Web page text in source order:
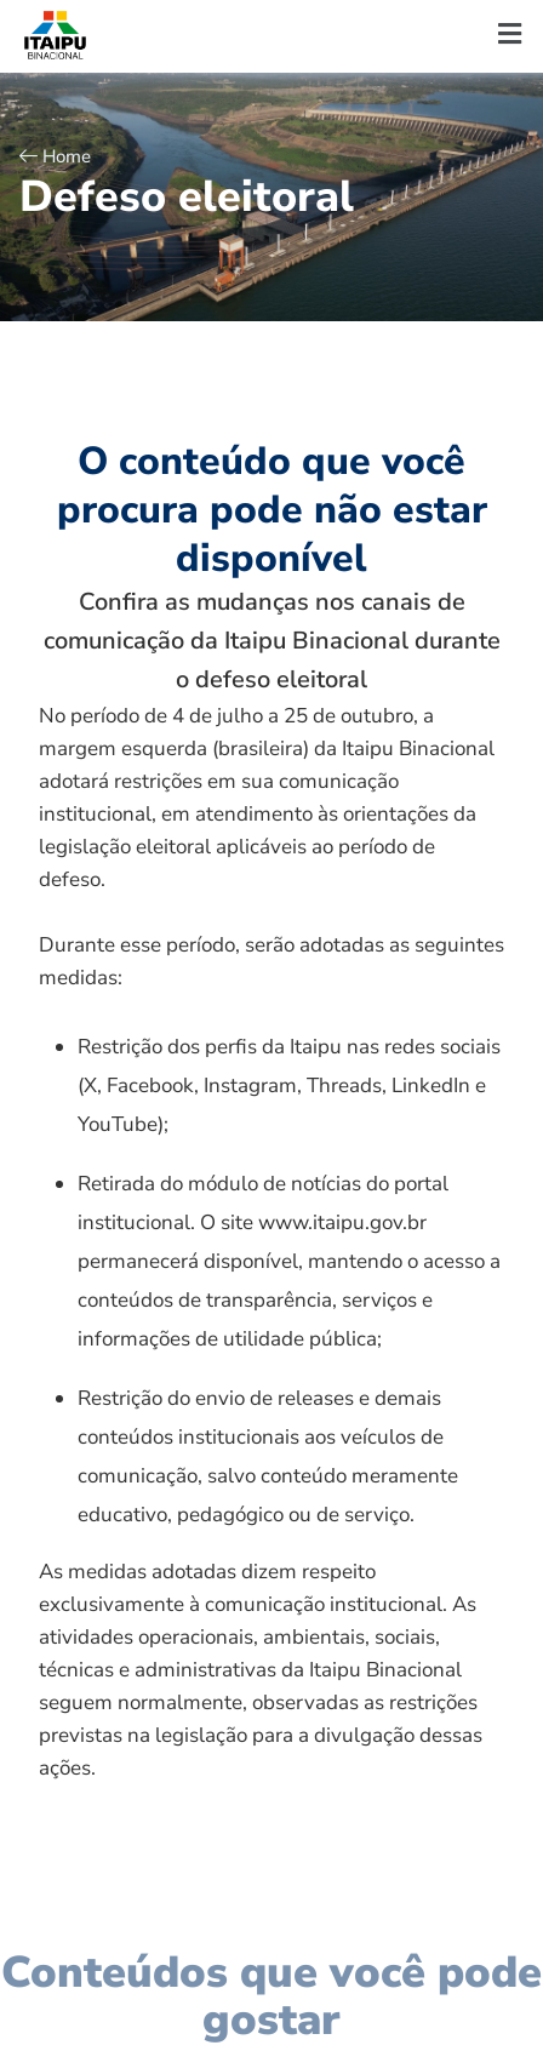
Home
Defeso eleitoral
O conteúdo que você
procura pode não estar
disponível
Confira as mudanças nos canais de
comunicação da Itaipu Binacional durante
o defeso eleitoral
No período de 4 de julho a 25 de outubro, a
margem esquerda (brasileira) da Itaipu Binacional
adotará restrições em sua comunicação
institucional, em atendimento às orientações da
legislação eleitoral aplicáveis ao período de
defeso.
Durante esse período, serão adotadas as seguintes
medidas:
Restrição dos perfis da Itaipu nas redes sociais
(X, Facebook, Instagram, Threads, LinkedIn e
YouTube);
Retirada do módulo de notícias do portal
institucional. O site www.itaipu.gov.br
permanecerá disponível, mantendo o acesso a
conteúdos de transparência, serviços e
informações de utilidade pública;
Restrição do envio de releases e demais
conteúdos institucionais aos veículos de
comunicação, salvo conteúdo meramente
educativo, pedagógico ou de serviço.
As medidas adotadas dizem respeito
exclusivamente à comunicação institucional. As
atividades operacionais, ambientais, sociais,
técnicas e administrativas da Itaipu Binacional
seguem normalmente, observadas as restrições
previstas na legislação para a divulgação dessas
ações.
Conteúdos que você pode
gostar